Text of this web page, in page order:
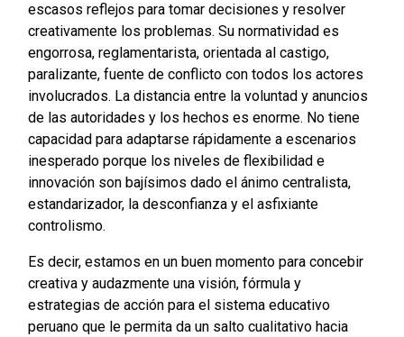
escasos reflejos para tomar decisiones y resolver
creativamente los problemas. Su normatividad es
engorrosa, reglamentarista, orientada al castigo,
paralizante, fuente de conflicto con todos los actores
involucrados. La distancia entre la voluntad y anuncios
de las autoridades y los hechos es enorme. No tiene
capacidad para adaptarse rápidamente a escenarios
inesperado porque los niveles de flexibilidad e
innovación son bajísimos dado el ánimo centralista,
estandarizador, la desconfianza y el asfixiante
controlismo.
Es decir, estamos en un buen momento para concebir
creativa y audazmente una visión, fórmula y
estrategias de acción para el sistema educativo
peruano que le permita da un salto cualitativo hacia